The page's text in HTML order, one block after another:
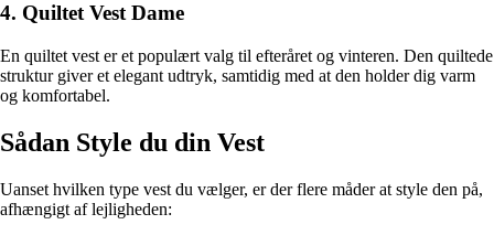
4. Quiltet Vest Dame
En quiltet vest er et populært valg til efteråret og vinteren. Den quiltede
struktur giver et elegant udtryk, samtidig med at den holder dig varm
og komfortabel.
Sådan Style du din Vest
Uanset hvilken type vest du vælger, er der flere måder at style den på,
afhængigt af lejligheden: